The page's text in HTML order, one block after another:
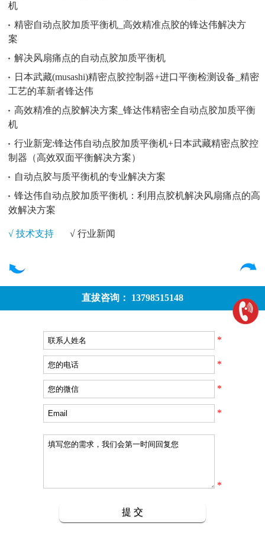
机
精密自动点胶加质平衡机_高效精准点胶的锋达伟解决方
案
解决风扇痛点的自动点胶加质平衡机
日本武藏(musashi)精密点胶控制器+进口平衡检测设备_精密
工艺的革新者锋达伟
高效精准的点胶解决方案_锋达伟精密全自动点胶加质平衡
机
行业新宠:锋达伟自动点胶加质平衡机+日本武藏精密点胶控
制器（高效双面平衡解决方案）
自动点胶与质平衡机的专业解决方案
锋达伟自动点胶加质平衡机：利用点胶机解决风扇痛点的高
效解决方案
√ 技术支持 √ 行业新闻
直拔咨询： 13798515148
*
*
*
*
*